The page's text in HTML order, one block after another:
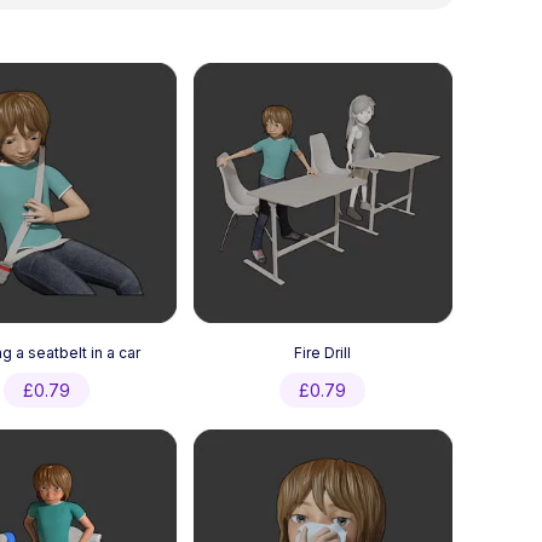
a seatbelt in a car
£0.79
Fire Drill
£0.79